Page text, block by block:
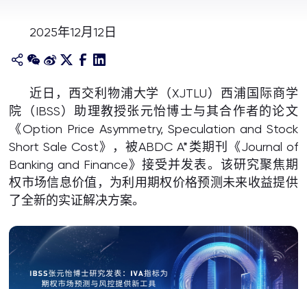
学院
关于我们
2025年12月12日
近日，西交利物浦大学（XJTLU）西浦国际商学
院（IBSS）助理教授张元怡博士与其合作者的论文
《Option Price Asymmetry, Speculation and Stock
Short Sale Cost》，被ABDC A*类期刊《Journal of
Banking and Finance》接受并发表。该研究聚焦期
权市场信息价值，为利用期权价格预测未来收益提供
了全新的实证解决方案。